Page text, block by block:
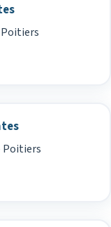
Poitiers
Poitiers